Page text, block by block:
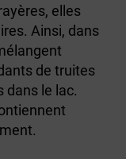
elles
Ainsi, dans
de truites
dans le lac.